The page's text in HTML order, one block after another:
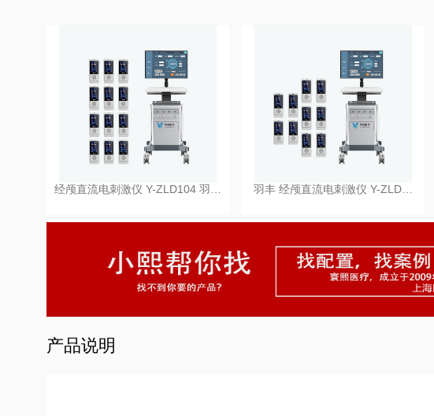
经颅直流电刺激仪 Y-ZLD104 羽… 羽丰 经颅直流电刺激仪 Y-ZLD…
产品说明